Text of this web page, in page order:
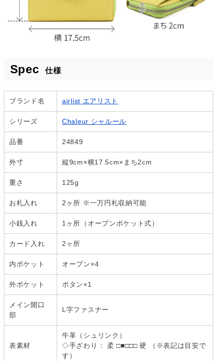
Spec 仕様
ブランド名 airlist エアリスト
シリーズ Chaleur シャルール
品番 24849
外寸 縦9cm×横17.5cm×まち2cm
重さ 125g
お札入れ 2ヶ所 ※一万円札収納可能
小銭入れ 1ヶ所（オープンポケット式）
カード入れ 2ヶ所
内ポケット オープン×4
外ポケット ボタン×1
メイン開口
部
L字ファスナー
表素材
牛革（シュリンク）
◇手ざわり： 柔 □■□□□ 硬 （※表記は目安で
す）